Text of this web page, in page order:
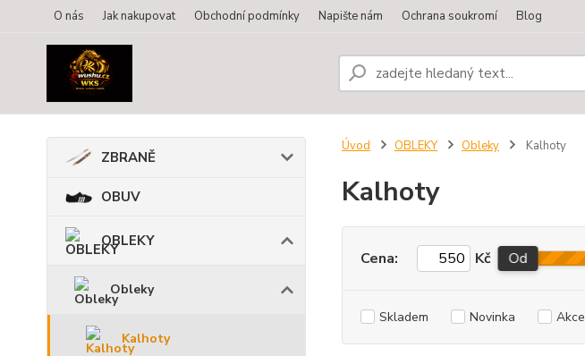
O nás Jak nakupovat Obchodní podmínky Napište nám Ochrana soukromí Blog
ZBRANĚ
OBUV
OBLEKY
Obleky
Kalhoty
Úvod OBLEKY Obleky Kalhoty
Kalhoty
Cena: Kč Od
Skladem Novinka Akce